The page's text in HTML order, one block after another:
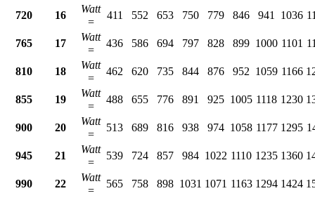
720 16
Watt
=
411 552 653 750 779 846 941 1036
765 17
Watt
=
436 586 694 797 828 899 1000 1101
810 18
Watt
=
462 620 735 844 876 952 1059 1166
855 19
Watt
=
488 655 776 891 925 1005 1118 1230
900 20
Watt
=
513 689 816 938 974 1058 1177 1295
945 21
Watt
=
539 724 857 984 1022 1110 1235 1360
990 22
Watt
=
565 758 898 1031 1071 1163 1294 1424